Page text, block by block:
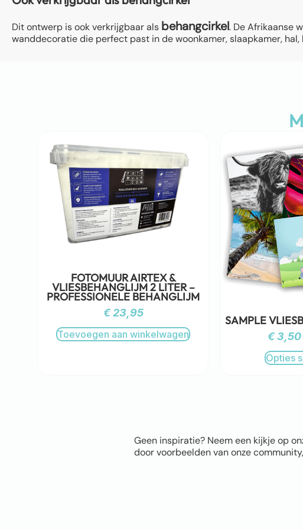
Dit ontwerp is ook verkrijgbaar als behangcirkel. De Afrikaanse
wanddecoratie die perfect past in de woonkamer, slaapkamer,
FOTOMUUR AIRTEX &
VLIESBEHANGLIJM 2 LITER –
PROFESSIONELE BEHANGLIJM
€23,95
Toevoegen aan winkelwagen
SAMPLE
€3,50
Opties
Geen inspiratie? Neem een kijkje op
door voorbeelden van onze